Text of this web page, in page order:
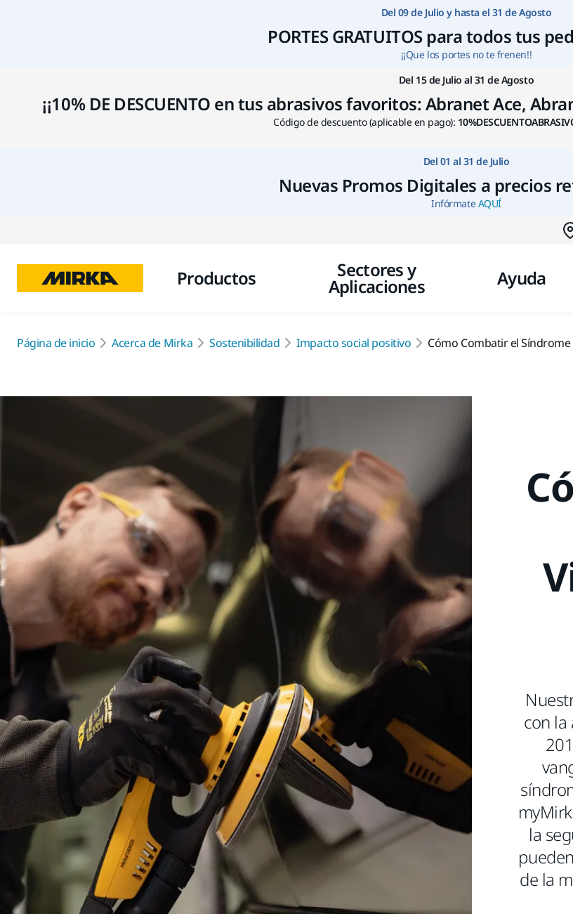
Ir a contenido
Del 09 de Julio y hasta el 31 de Agosto
PORTES GRATUITOS para todos tus
¡¡Que los portes no te frenen!!
Del 15 de Julio al 31 de Agosto
¡¡10% DE DESCUENTO en tus abrasivos favoritos: Abranet Ace,
Código de descuento (aplicable en pago):
Del 01 al 31 de Julio
Nuevas Promos Digitales a precios
InfórmateAQUÍ
Productos Sectores y
Aplicaciones Ayuda
Página de inicio Acerca de Mirka Sostenibilidad Impacto social positivo Cómo Combatir el
con la
la
de la